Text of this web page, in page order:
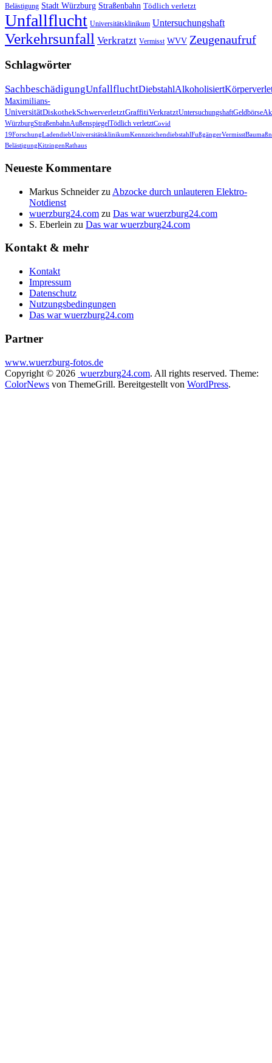
Belästigung Stadt Würzburg Straßenbahn Tödlich verletzt
Unfallflucht Universitätsklinikum Untersuchungshaft
Verkehrsunfall Verkratzt Vermisst WVV Zeugenaufruf
Schlagwörter
SachbeschädigungUnfallfluchtDiebstahlAlkoholisiert
Maximilians-
UniversitätDiskothekSchwerverletztGraffitiVerkratztUntersuchungshaftGeldbörse
WürzburgStraßenbahnAußenspiegelTödlich verletztCovid
19ForschungLadendiebUniversitätsklinikumKennzeichendiebstahlFußgängerVermisst
BelästigungKitzingenRathaus
Neueste Kommentare
Markus Schneiderzu Abzocke durch unlauteren Elektro-
Notdienst
wuerzburg24.com zu Das war wuerzburg24.com
S. Eberlein zu Das war wuerzburg24.com
Kontakt & mehr
Kontakt
Impressum
Datenschutz
Nutzungsbedingungen
Das war wuerzburg24.com
Partner
www.wuerzburg-fotos.de
Copyright © 2026 wuerzburg24.com. All rights reserved. Theme:
ColorNews von ThemeGrill. Bereitgestellt von WordPress.